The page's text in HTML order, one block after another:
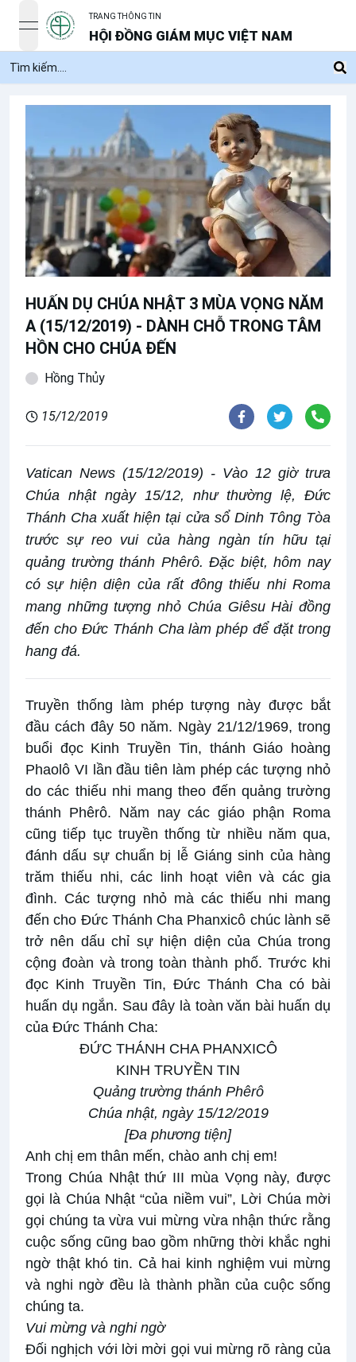
open navigation menu
TRANG THÔNG TIN
HỘI ĐỒNG GIÁM MỤC VIỆT NAM
HUẤN DỤ CHÚA NHẬT 3 MÙA VỌNG NĂM
A (15/12/2019) - DÀNH CHỖ TRONG TÂM
HỒN CHO CHÚA ĐẾN
Hồng Thủy
15/12/2019
Vatican News (15/12/2019) - Vào 12 giờ trưa
Chúa nhật ngày 15/12, như thường lệ, Đức
Thánh Cha xuất hiện tại cửa sổ Dinh Tông Tòa
trước sự reo vui của hàng ngàn tín hữu tại
quảng trường thánh Phêrô. Đặc biệt, hôm nay
có sự hiện diện của rất đông thiếu nhi Roma
mang những tượng nhỏ Chúa Giêsu Hài đồng
đến cho Đức Thánh Cha làm phép để đặt trong
hang đá.
Truyền thống làm phép tượng này được bắt
đầu cách đây 50 năm. Ngày 21/12/1969, trong
buổi đọc Kinh Truyền Tin, thánh Giáo hoàng
Phaolô VI lần đầu tiên làm phép các tượng nhỏ
do các thiếu nhi mang theo đến quảng trường
thánh Phêrô. Năm nay các giáo phận Roma
cũng tiếp tục truyền thống từ nhiều năm qua,
đánh dấu sự chuẩn bị lễ Giáng sinh của hàng
trăm thiếu nhi, các linh hoạt viên và các gia
đình. Các tượng nhỏ mà các thiếu nhi mang
đến cho Đức Thánh Cha Phanxicô chúc lành sẽ
trở nên dấu chỉ sự hiện diện của Chúa trong
cộng đoàn và trong toàn thành phố. Trước khi
đọc Kinh Truyền Tin, Đức Thánh Cha có bài
huấn dụ ngắn. Sau đây là toàn văn bài huấn dụ
của Đức Thánh Cha:
ĐỨC THÁNH CHA PHANXICÔ
KINH TRUYỀN TIN
Quảng trường thánh Phêrô
Chúa nhật, ngày 15/12/2019
[Đa phương tiện]
Anh chị em thân mến, chào anh chị em!
Trong Chúa Nhật thứ III mùa Vọng này, được
gọi là Chúa Nhật “của niềm vui”, Lời Chúa mời
gọi chúng ta vừa vui mừng vừa nhận thức rằng
cuộc sống cũng bao gồm những thời khắc nghi
ngờ thật khó tin. Cả hai kinh nghiệm vui mừng
và nghi ngờ đều là thành phần của cuộc sống
chúng ta.
Vui mừng và nghi ngờ
Đối nghịch với lời mời gọi vui mừng rõ ràng của